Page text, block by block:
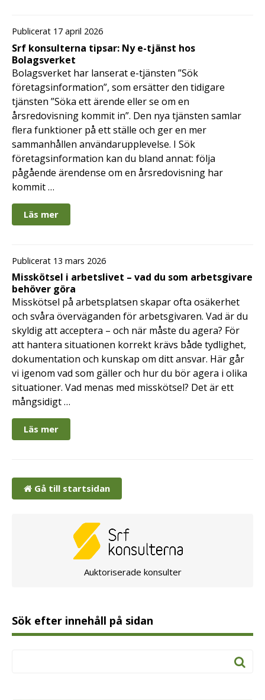
Publicerat 17 april 2026
Srf konsulterna tipsar: Ny e-tjänst hos
Bolagsverket
Bolagsverket har lanserat e-tjänsten ”Sök
företagsinformation”, som ersätter den tidigare
tjänsten ”Söka ett ärende eller se om en
årsredovisning kommit in”. Den nya tjänsten samlar
flera funktioner på ett ställe och ger en mer
sammanhållen användarupplevelse. I Sök
företagsinformation kan du bland annat: följa
pågående ärendense om en årsredovisning har
kommit …
Läs mer
Publicerat 13 mars 2026
Misskötsel i arbetslivet – vad du som arbetsgivare
behöver göra
Misskötsel på arbetsplatsen skapar ofta osäkerhet
och svåra överväganden för arbetsgivaren. Vad är du
skyldig att acceptera – och när måste du agera? För
att hantera situationen korrekt krävs både tydlighet,
dokumentation och kunskap om ditt ansvar. Här går
vi igenom vad som gäller och hur du bör agera i olika
situationer. Vad menas med misskötsel? Det är ett
mångsidigt …
Läs mer
Gå till startsidan
Auktoriserade konsulter
Sök efter innehåll på sidan